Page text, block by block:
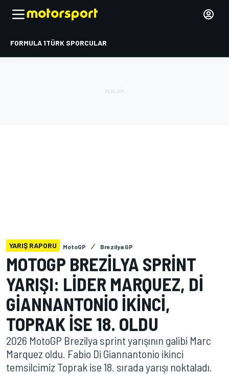
FORMULA 1TÜRK SPORCULAR
YARIŞ RAPORU MotoGP Brezilya GP
MOTOGP BREZILYA SPRINT
YARIŞI: LIDER MARQUEZ, DI
GIANNANTONIO IKINCI,
TOPRAK ISE 18. OLDU
2026 MotoGP Brezilya sprint yarışının galibi Marc
Marquez oldu. Fabio Di Giannantonio ikinci
temsilcimiz Toprak ise 18. sırada yarışı noktaladı.